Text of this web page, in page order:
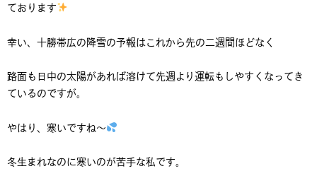
ております
幸い、十勝帯広の降雪の予報はこれから先の二週間ほどなく
路面も日中の太陽があれば溶けて先週より運転もしやすくなってき
ているのですが。
やはり、寒いですね～
冬生まれなのに寒いのが苦手な私です。